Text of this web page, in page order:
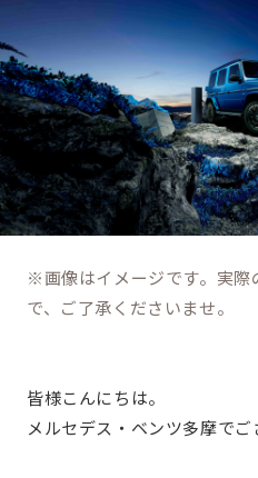
※画像はイメージです。実際
で、ご了承くださいませ。
皆様こんにちは。
メルセデス・ベンツ多摩でご